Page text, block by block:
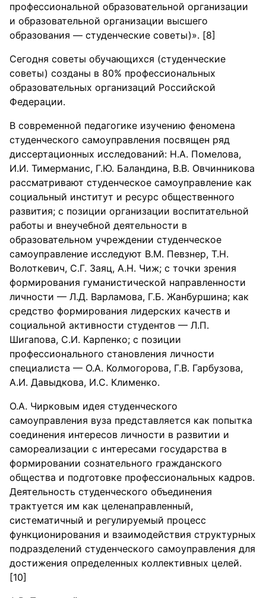
профессиональной образовательной организации
и образовательной организации высшего
образования — студенческие советы)». [8]
Сегодня советы обучающихся (студенческие
советы) созданы в 80% профессиональных
образовательных организаций Российской
Федерации.
В современной педагогике изучению феномена
студенческого самоуправления посвящен ряд
диссертационных исследований: Н.А. Помелова,
И.И. Тимерманис, Г.Ю. Баландина, В.В. Овчинникова
рассматривают студенческое самоуправление как
социальный институт и ресурс общественного
развития; с позиции организации воспитательной
работы и внеучебной деятельности в
образовательном учреждении студенческое
самоуправление исследуют В.М. Певзнер, Т.Н.
Волоткевич, С.Г. Заяц, А.Н. Чиж; с точки зрения
формирования гуманистической направленности
личности — Л.Д. Варламова, Г.Б. Жанбуршина; как
средство формирования лидерских качеств и
социальной активности студентов — Л.П.
Шигапова, С.И. Карпенко; с позиции
профессионального становления личности
специалиста — О.А. Колмогорова, Г.В. Гарбузова,
А.И. Давыдкова, И.С. Клименко.
О.А. Чирковым идея студенческого
самоуправления вуза представляется как попытка
соединения интересов личности в развитии и
самореализации с интересами государства в
формировании сознательного гражданского
общества и подготовке профессиональных кадров.
Деятельность студенческого объединения
трактуется им как целенаправленный,
систематичный и регулируемый процесс
функционирования и взаимодействия структурных
подразделений студенческого самоуправления для
достижения определенных коллективных целей.
[10]